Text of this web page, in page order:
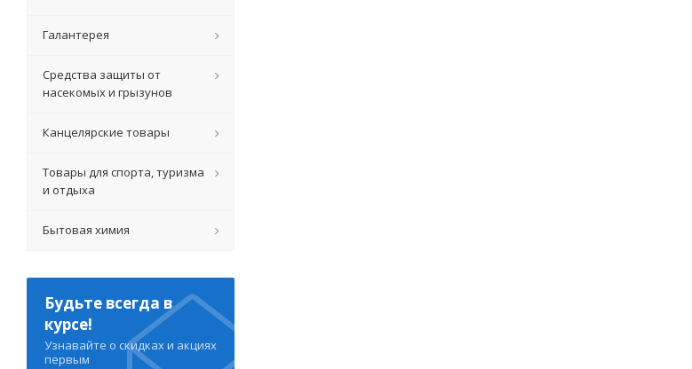
Галантерея
Средства защиты от
насекомых и грызунов
Канцелярские товары
Товары для спорта, туризма
и отдыха
Бытовая химия
Будьте всегда в
курсе!
Узнавайте о скидках и акциях
первым